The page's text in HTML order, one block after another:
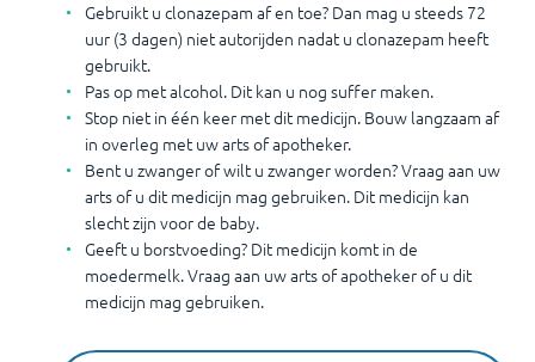
Gebruikt u clonazepam af en toe? Dan mag u steeds 72
uur (3 dagen) niet autorijden nadat u clonazepam heeft
gebruikt.
Pas op met alcohol. Dit kan u nog suffer maken.
Stop niet in één keer met dit medicijn. Bouw langzaam af
in overleg met uw arts of apotheker.
Bent u zwanger of wilt u zwanger worden? Vraag aan uw
arts of u dit medicijn mag gebruiken. Dit medicijn kan
slecht zijn voor de baby.
Geeft u borstvoeding? Dit medicijn komt in de
moedermelk. Vraag aan uw arts of apotheker of u dit
medicijn mag gebruiken.